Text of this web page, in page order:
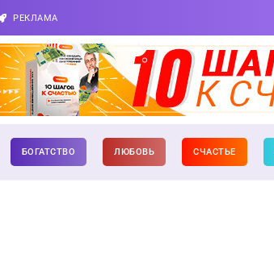
РЕКЛАМА
БОГАТСТВО ЛЮБОВЬ СЧАСТЬЕ